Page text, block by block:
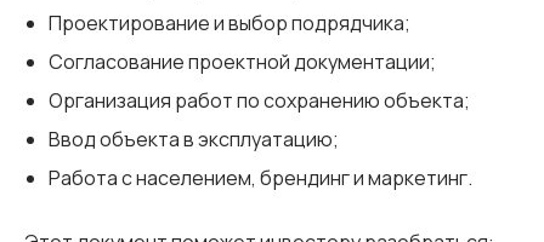
Проектирование и выбор подрядчика;
Согласование проектной документации;
Организация работ по сохранению объекта;
Ввод объекта в эксплуатацию;
Работа с населением, брендинг и маркетинг.